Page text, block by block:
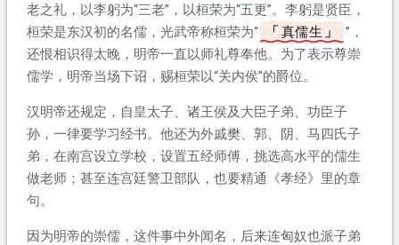
老之礼，以李躬为“三老”，以桓荣为“五更”。李躬是贤臣，
桓荣是东汉初的名儒，光武帝称桓荣为“
真儒生
”，
还恨相识得太晚，明帝一直以师礼尊奉他。为了表示尊崇
儒学，明帝当场下诏，赐桓荣以“关内侯”的爵位。
汉明帝还规定，自皇太子、诸王侯及大臣子弟、功臣子
孙，一律要学习经书。他还为外戚樊、郭、阴、马四氏子
弟，在南宫设立学校，设置五经师傅，挑选高水平的儒生
做老师；甚至连宫廷警卫部队，也要精通《孝经》里的章
句。
因为明帝的崇儒，这件事中外闻名，后来连匈奴也派子弟